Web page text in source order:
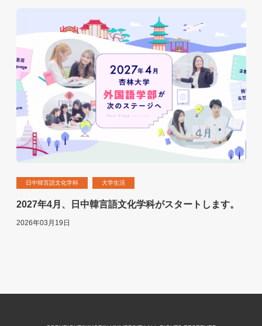
日中韓言語文化学科 大学生活
2027年4月、日中韓言語文化学科がスタートします。
2026年03月19日